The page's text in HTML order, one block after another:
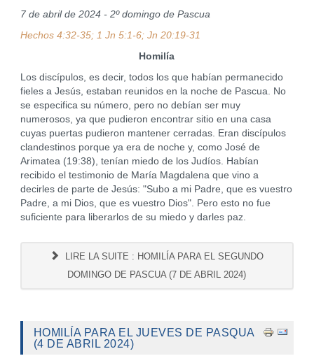
7 de abril de 2024 - 2º domingo de Pascua
Hechos 4:32-35; 1 Jn 5:1-6; Jn 20:19-31
Homilía
Los discípulos, es decir, todos los que habían permanecido
fieles a Jesús, estaban reunidos en la noche de Pascua. No
se especifica su número, pero no debían ser muy
numerosos, ya que pudieron encontrar sitio en una casa
cuyas puertas pudieron mantener cerradas. Eran discípulos
clandestinos porque ya era de noche y, como José de
Arimatea (19:38), tenían miedo de los Judíos. Habían
recibido el testimonio de María Magdalena que vino a
decirles de parte de Jesús: "Subo a mi Padre, que es vuestro
Padre, a mi Dios, que es vuestro Dios". Pero esto no fue
suficiente para liberarlos de su miedo y darles paz.
LIRE LA SUITE : HOMILÍA PARA EL SEGUNDO
DOMINGO DE PASCUA (7 DE ABRIL 2024)
HOMILÍA PARA EL JUEVES DE PASQUA
(4 DE ABRIL 2024)